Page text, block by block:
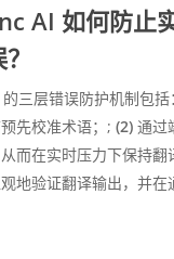
AI 如何防止
三层错误防护机制包括
先校准术语；; (2)通过
而在实时压力下保持翻
地验证翻译输出，并在